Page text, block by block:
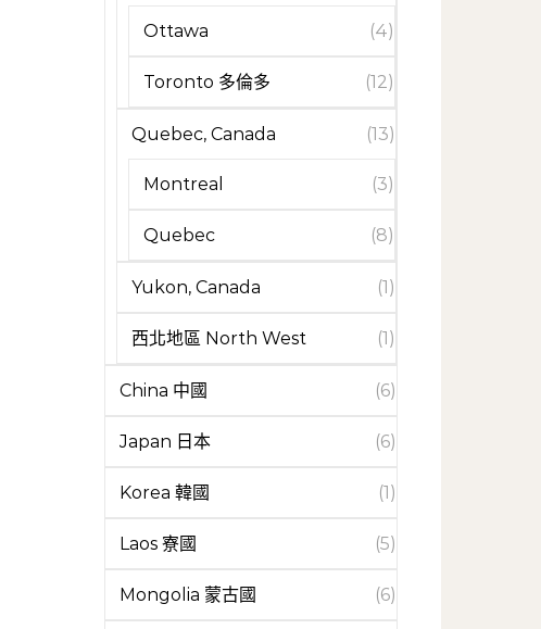
Ottawa (4)
Toronto 多倫多 (12)
Quebec, Canada (13)
Montreal (3)
Quebec (8)
Yukon, Canada (1)
西北地區 North West (1)
China 中國 (6)
Japan 日本 (6)
Korea 韓國 (1)
Laos 寮國 (5)
Mongolia 蒙古國 (6)